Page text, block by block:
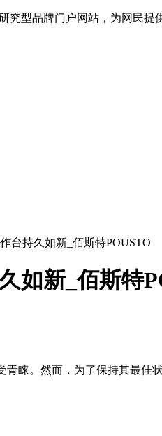
究型品牌门户网站，为网民
台持久如新_佰斯特POUSTO
如新_佰斯特
睐。然而，为了保持其最